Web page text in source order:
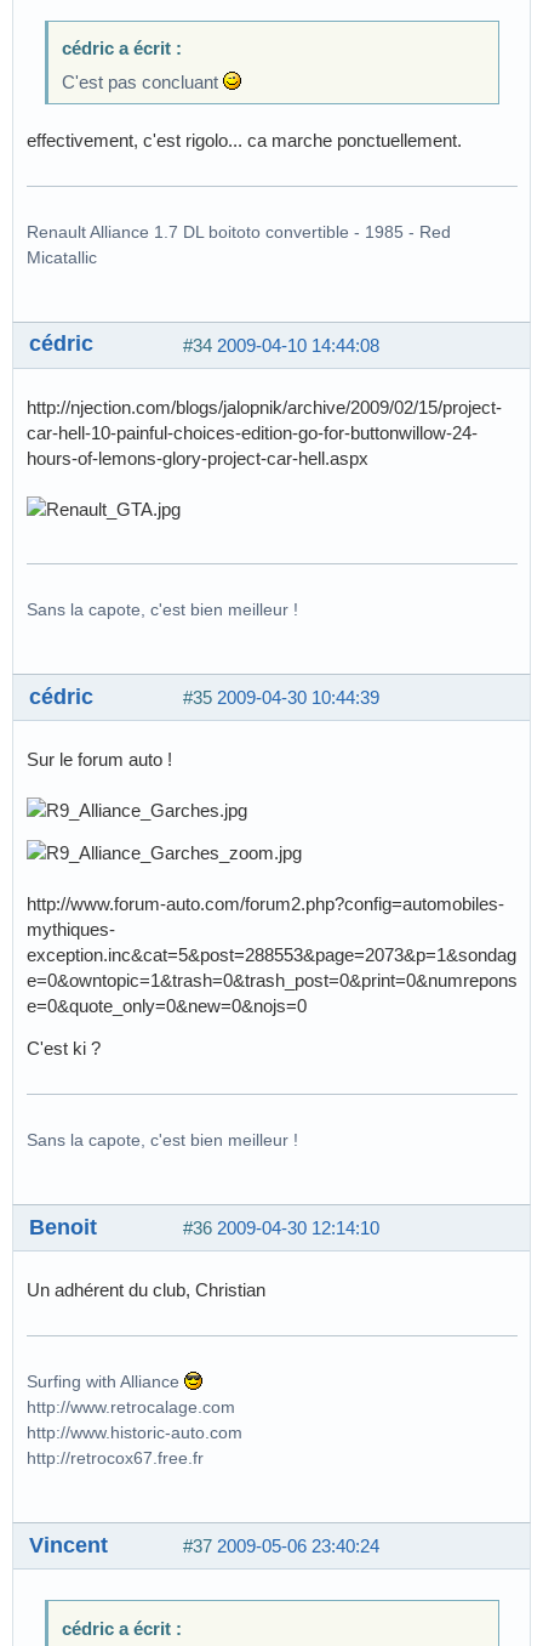
cédric a écrit :
C'est pas concluant
effectivement, c'est rigolo... ca marche ponctuellement.
Renault Alliance 1.7 DL boitoto convertible - 1985 - Red
Micatallic
#34 2009-04-10 14:44:08
cédric
http://njection.com/blogs/jalopnik/archive/2009/02/15/project-
car-hell-10-painful-choices-edition-go-for-buttonwillow-24-
hours-of-lemons-glory-project-car-hell.aspx
Sans la capote, c'est bien meilleur !
#35 2009-04-30 10:44:39
cédric
Sur le forum auto !
http://www.forum-auto.com/forum2.php?config=automobiles-
mythiques-
exception.inc&cat=5&post=288553&page=2073&p=1&sondag
e=0&owntopic=1&trash=0&trash_post=0&print=0&numrepons
e=0&quote_only=0&new=0&nojs=0
C'est ki ?
Sans la capote, c'est bien meilleur !
#36 2009-04-30 12:14:10
Benoit
Un adhérent du club, Christian
Surfing with Alliance
http://www.retrocalage.com
http://www.historic-auto.com
http://retrocox67.free.fr
#37 2009-05-06 23:40:24
Vincent
cédric a écrit :